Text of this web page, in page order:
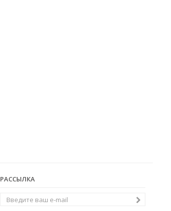
РАССЫЛКА